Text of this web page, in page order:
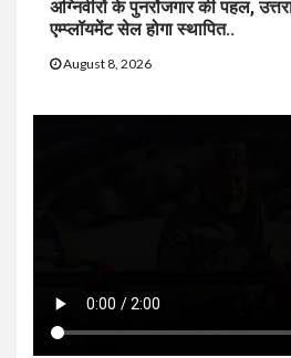
अग्निवीरों के पुनर्रोजगार की पहल,
एम्प्लॉयमेंट सेल होगा स्थापित..
August 8, 2026